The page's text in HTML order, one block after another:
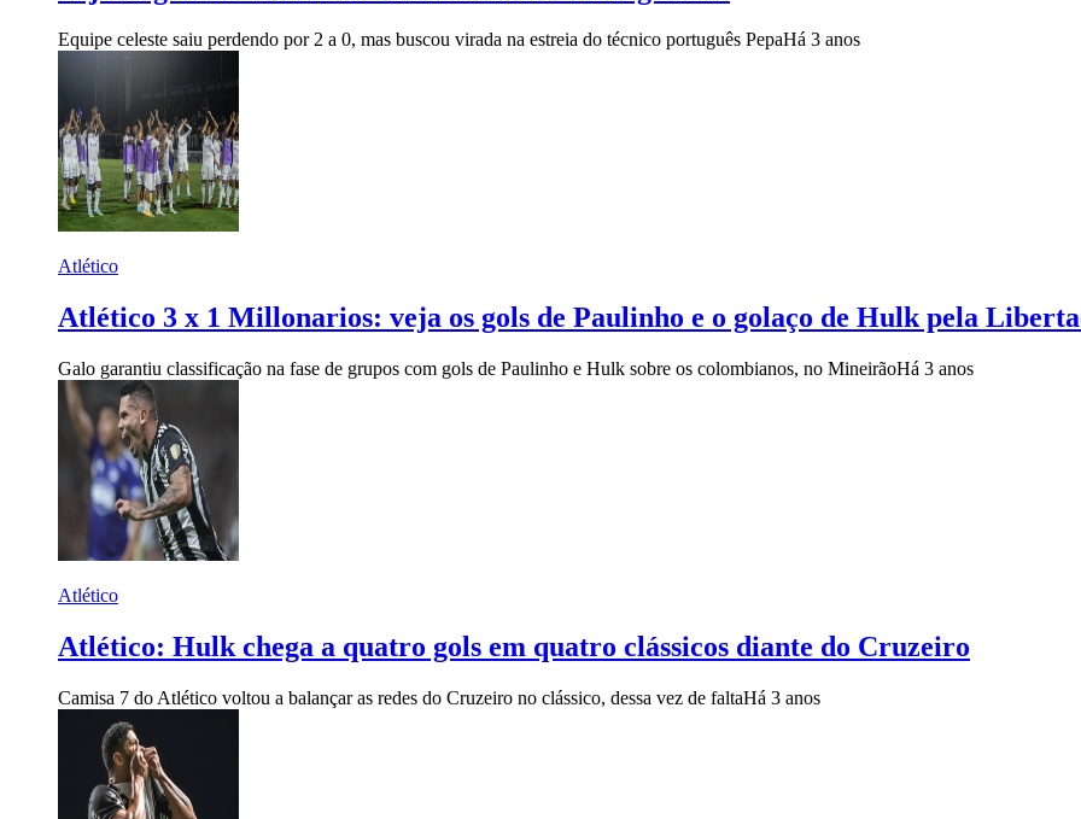
Equipe celeste saiu perdendo por 2 a 0, mas buscou virada na estreia do técnico português PepaHá 3 anos
Atlético
Atlético 3 x 1 Millonarios: veja os gols de Paulinho e o golaço de Hulk pela
Galo garantiu classificação na fase de grupos com gols de Paulinho e Hulk sobre os colombianos, no MineirãoHá 3 anos
Atlético
Atlético: Hulk chega a quatro gols em quatro clássicos diante do Cruzeiro
Camisa 7 do Atlético voltou a balançar as redes do Cruzeiro no clássico, dessa vez de faltaHá 3 anos